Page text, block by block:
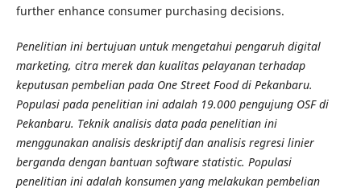
further enhance consumer purchasing decisions.
Penelitian ini bertujuan untuk mengetahui pengaruh digital
marketing, citra merek dan kualitas pelayanan terhadap
keputusan pembelian pada One Street Food di Pekanbaru.
Populasi pada penelitian ini adalah 19.000 pengujung OSF di
Pekanbaru. Teknik analisis data pada penelitian ini
menggunakan analisis deskriptif dan analisis regresi linier
berganda dengan bantuan software statistic. Populasi
penelitian ini adalah konsumen yang melakukan pembelian